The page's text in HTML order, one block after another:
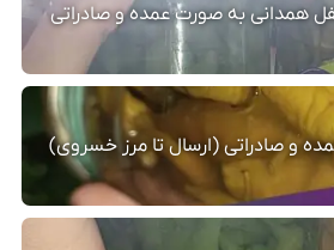
همدانی به صورت عمده و صادراتی
و صادراتی (ارسال تا مرز خسروی)